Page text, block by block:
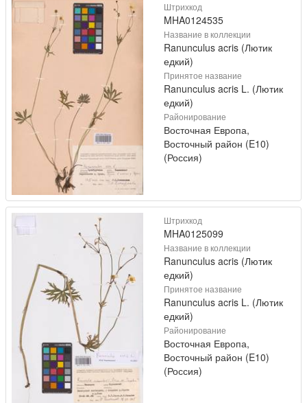
Штрихкод
MHA0124535
Название в коллекции
Ranunculus acris (Лютик
едкий)
Принятое название
Ranunculus acris L. (Лютик
едкий)
Районирование
Восточная Европа,
Восточный район (E10)
(Россия)
Штрихкод
MHA0125099
Название в коллекции
Ranunculus acris (Лютик
едкий)
Принятое название
Ranunculus acris L. (Лютик
едкий)
Районирование
Восточная Европа,
Восточный район (E10)
(Россия)